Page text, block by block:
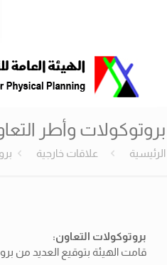
بروتوكولات وأطر
الرئيسية علاقات خارجية
بروتوكولات التعاون:
قامت الهيئة بتوقيع العديد من